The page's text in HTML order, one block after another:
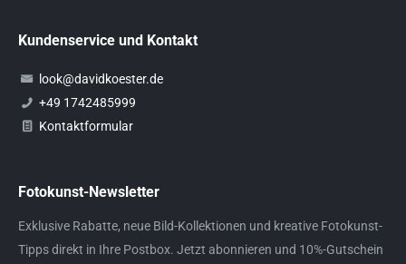
Kundenservice und Kontakt
look@davidkoester.de
+49 1742485999
Kontaktformular
Fotokunst-Newsletter
Exklusive Rabatte, neue Bild-Kollektionen und kreative Fotokunst-
Tipps direkt in Ihre Postbox. Jetzt abonnieren und 10%-Gutschein